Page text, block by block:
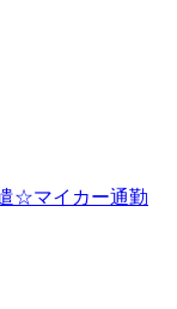
☆マイカー通勤